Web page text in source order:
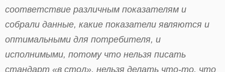
соответствие различным показателям и
собрали данные, какие показатели являются и
оптимальными для потребителя, и
исполнимыми, потому что нельзя писать
стандарт «в стол», нельзя делать что-то, что